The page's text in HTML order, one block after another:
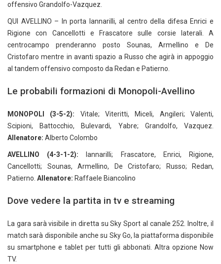
offensivo Grandolfo-Vazquez.
QUI AVELLINO – In porta Iannarilli, al centro della difesa Enrici e
Rigione con Cancellotti e Frascatore sulle corsie laterali. A
centrocampo prenderanno posto Sounas, Armellino e De
Cristofaro mentre in avanti spazio a Russo che agirà in appoggio
al tandem offensivo composto da Redan e Patierno.
Le probabili formazioni di Monopoli-Avellino
MONOPOLI (3-5-2): Vitale; Viteritti, Miceli, Angileri; Valenti,
Scipioni, Battocchio, Bulevardi, Yabre; Grandolfo, Vazquez.
Allenatore: Alberto Colombo
AVELLINO (4-3-1-2): Iannarilli; Frascatore, Enrici, Rigione,
Cancellotti; Sounas, Armellino, De Cristofaro; Russo; Redan,
Patierno. Allenatore: Raffaele Biancolino
Dove vedere la partita in tv e streaming
La gara sarà visibile in diretta su Sky Sport al canale 252. Inoltre, il
match sarà disponibile anche su Sky Go, la piattaforma disponibile
su smartphone e tablet per tutti gli abbonati. Altra opzione Now
TV.